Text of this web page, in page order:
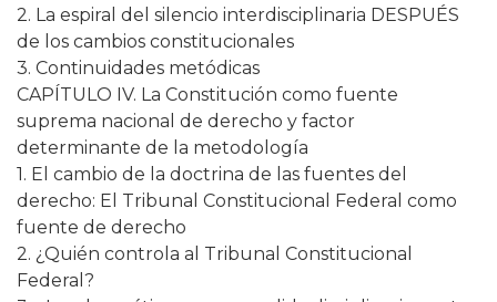
2. La espiral del silencio interdisciplinaria DESPUÉS
de los cambios constitucionales
3. Continuidades metódicas
CAPÍTULO IV. La Constitución como fuente
suprema nacional de derecho y factor
determinante de la metodología
1. El cambio de la doctrina de las fuentes del
derecho: El Tribunal Constitucional Federal como
fuente de derecho
2. ¿Quién controla al Tribunal Constitucional
Federal?